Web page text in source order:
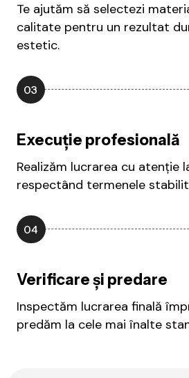
Te ajutăm să selectezi
calitate pentru un rezultat
estetic.
03
Execuție profesională
Realizăm lucrarea cu atenție
respectând termenele
04
Verificare și predare
Inspectăm lucrarea finală
predăm la cele mai înalte